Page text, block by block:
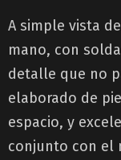
A simple vista
mano, con
detalle que no
elaborado de
espacio, y
conjunto con el